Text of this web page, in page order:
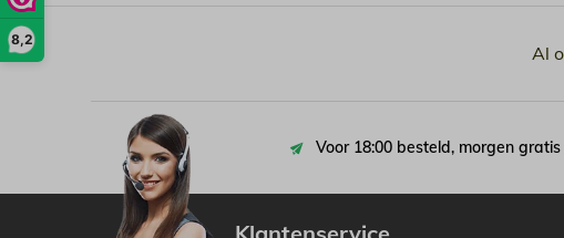
8,2
Al
Voor 18:00 besteld, morgen